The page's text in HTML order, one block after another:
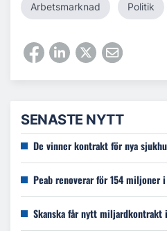
Arbetsmarknad Politik
SENASTE NYTT
De vinner kontrakt för nya
Peab renoverar för 154 miljoner i
Skanska får nytt miljardkontrakt